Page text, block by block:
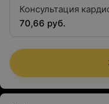
Консультация
медицинских наук
70,66 руб.